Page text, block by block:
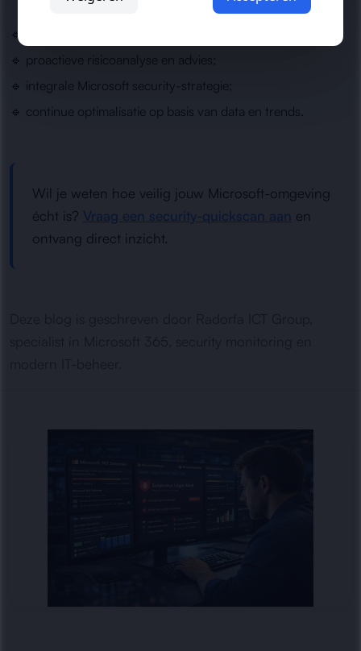
🔹 24/7 security monitoring, ook buiten kantooruren;
🔹 proactieve risicoanalyse en advies;
🔹 integrale Microsoft security-strategie;
🔹 continue optimalisatie op basis van data en trends.
Wil je weten hoe veilig jouw Microsoft-omgeving
écht is? Vraag een security-quickscan aan en
ontvang direct inzicht.